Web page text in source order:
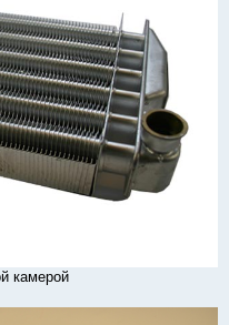
камерой